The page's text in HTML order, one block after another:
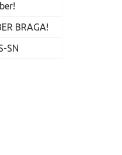
BRAGA!
SN